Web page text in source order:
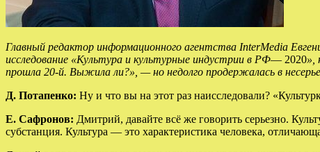
Главный редактор информационного агентства InterMedia
исследование «Культура и культурные индустрии в РФ— 2020»,
прошла 20-й. Выжила ли?», — но недолго продержалась в
Д. Потапенко: Ну и что вы на этот раз наисследовали?
Е. Сафронов: Дмитрий, давайте всё же говорить серьезно.
субстанция. Культура — это характеристика человека,